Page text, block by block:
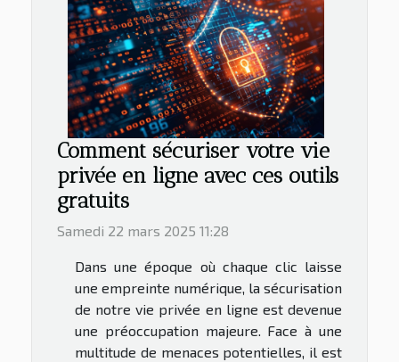
Comment sécuriser votre vie
privée en ligne avec ces outils
gratuits
Samedi 22 mars 2025 11:28
Dans une époque où chaque clic laisse
une empreinte numérique, la sécurisation
de notre vie privée en ligne est devenue
une préoccupation majeure. Face à une
multitude de menaces potentielles, il est